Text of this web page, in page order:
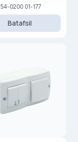
0200 01-177
Batafsil